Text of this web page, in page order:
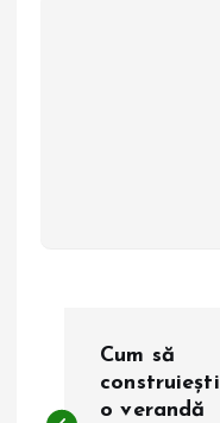
Cum să
construiești
o verandă